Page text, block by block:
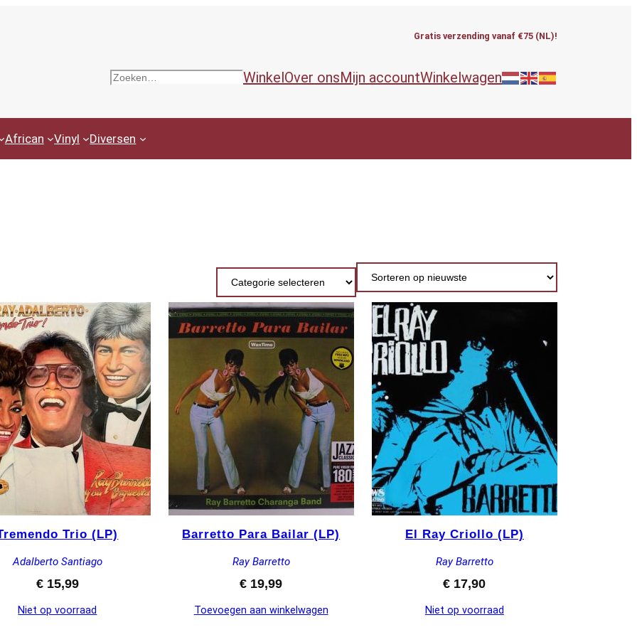
Gratis verzending vanaf €75 (NL)!
Zoeken WinkelOver onsMijn accountWinkelwagen
African Vinyl Diversen
Productcategorieën
Trio (LP)
Adalberto Santiago
€15,99
Niet op voorraad
Barretto Para Bailar (LP)
Ray Barretto
€ 19,99
Toevoegen aan winkelwagen
El Ray Criollo (LP)
Ray Barretto
€ 17,90
Niet op voorraad